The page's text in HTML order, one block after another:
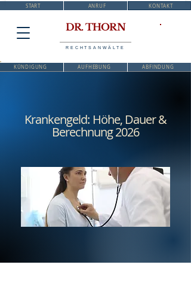
START ANRUF KONTAKT
DR. THORN
RECHTSANWÄLTE
KÜNDIGUNG AUFHEBUNG ABFINDUNG
Krankengeld: Höhe, Dauer &
Berechnung 2026